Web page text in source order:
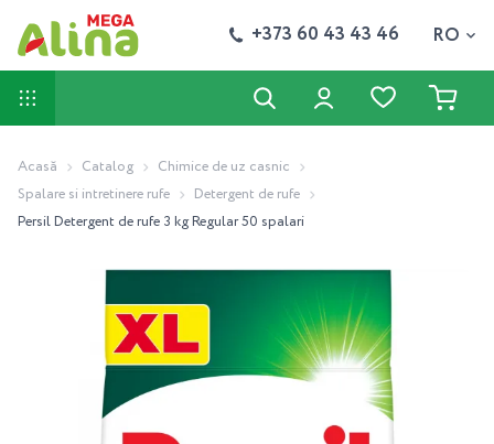
+373 60 43 43 46 RO
Acasă Catalog
Chimice de uz casnic
Spalare si intretinere rufe
Detergent de rufe
Persil Detergent de rufe 3 kg Regular 50 spalari